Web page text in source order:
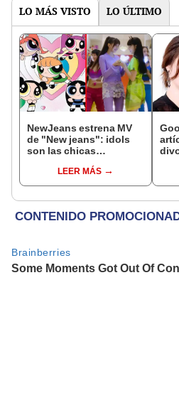
LO MÁS VISTO LO ÚLTIMO
NewJeans estrena MV
de "New jeans": idols
son las chicas
nueva canción
LEER MÁS